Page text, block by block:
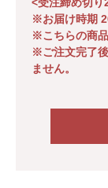
※お届け時期
※こちらの商
※ご注文完了
ません。